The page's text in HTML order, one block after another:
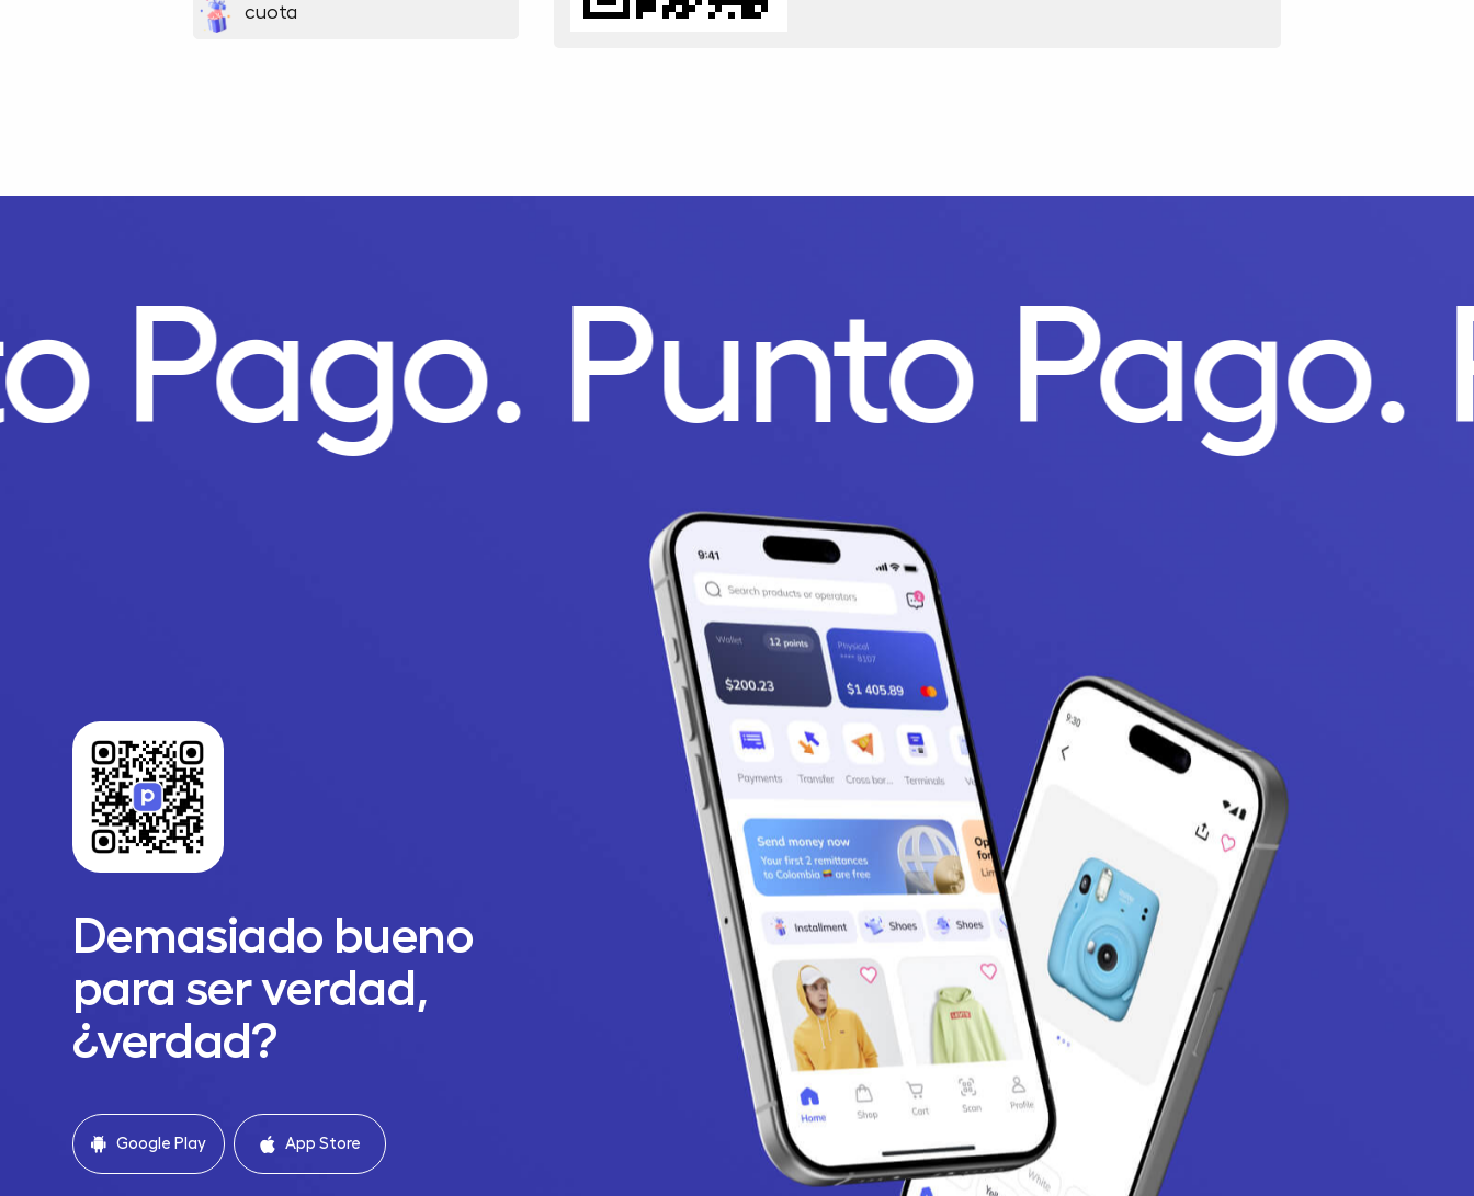
cuota
Pago. Punto
Demasiado bueno
para ser verdad,
¿verdad?
Google Play App Store